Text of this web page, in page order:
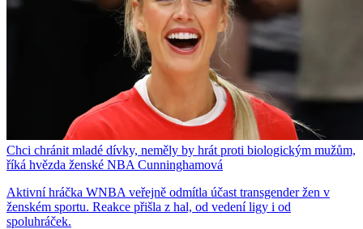
Chci chránit mladé dívky, neměly by hrát proti biologickým mužům,
říká hvězda ženské NBA Cunninghamová
Aktivní hráčka WNBA veřejně odmítla účast transgender žen v
ženském sportu. Reakce přišla z hal, od vedení ligy i od
spoluhráček.